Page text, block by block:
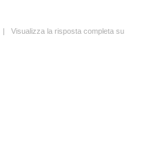
| Visualizza la risposta completa su